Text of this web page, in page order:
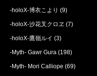
-holoX-博衣こより (9)
-holoX-沙花叉クロヱ (7)
-holoX-鷹嶺ルイ (3)
-Myth- Gawr Gura (198)
-Myth- Mori Calliope (69)